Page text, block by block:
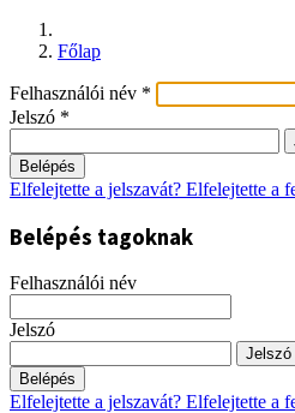
Főlap
Felhasználói név *
Jelszó *
Belépés
Elfelejtette a jelszavát? Elfelejtette a
Belépés tagoknak
Felhasználói név
Jelszó
Jelszó
Belépés
Elfelejtette a jelszavát? Elfelejtette a